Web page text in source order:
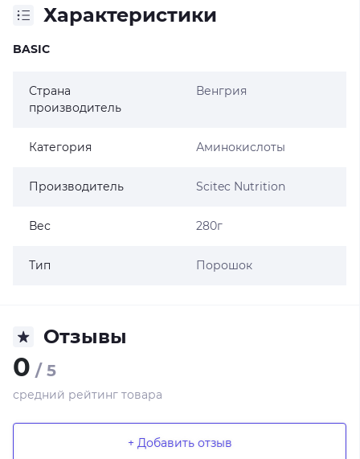
Характеристики
BASIC
Страна
производитель
Венгрия
Категория Аминокислоты
Производитель Scitec Nutrition
Вес 280г
Тип Порошок
Отзывы
0 / 5
средний рейтинг товара
+ Добавить отзыв